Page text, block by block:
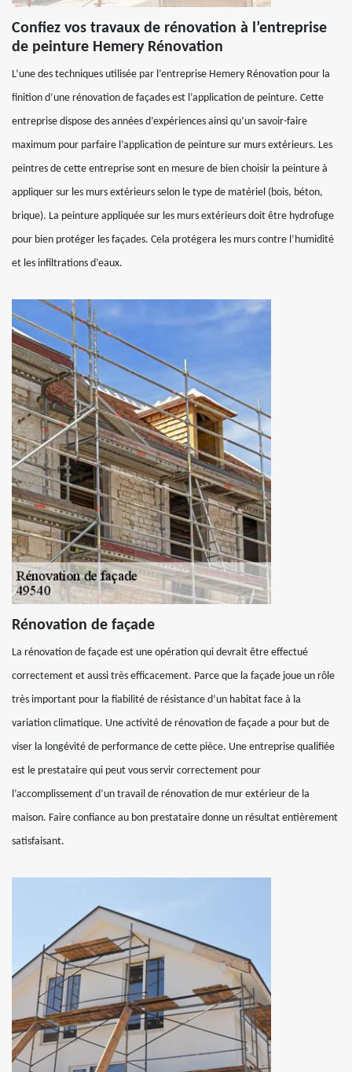
Confiez vos travaux de rénovation à l’entreprise
de peinture Hemery Rénovation
L’une des techniques utilisée par l’entreprise Hemery Rénovation pour la
finition d’une rénovation de façades est l’application de peinture. Cette
entreprise dispose des années d’expériences ainsi qu’un savoir-faire
maximum pour parfaire l’application de peinture sur murs extérieurs. Les
peintres de cette entreprise sont en mesure de bien choisir la peinture à
appliquer sur les murs extérieurs selon le type de matériel (bois, béton,
brique). La peinture appliquée sur les murs extérieurs doit être hydrofuge
pour bien protéger les façades. Cela protégera les murs contre l’humidité
et les infiltrations d’eaux.
Rénovation de façade
La rénovation de façade est une opération qui devrait être effectué
correctement et aussi très efficacement. Parce que la façade joue un rôle
très important pour la fiabilité de résistance d’un habitat face à la
variation climatique. Une activité de rénovation de façade a pour but de
viser la longévité de performance de cette pièce. Une entreprise qualifiée
est le prestataire qui peut vous servir correctement pour
l’accomplissement d’un travail de rénovation de mur extérieur de la
maison. Faire confiance au bon prestataire donne un résultat entièrement
satisfaisant.